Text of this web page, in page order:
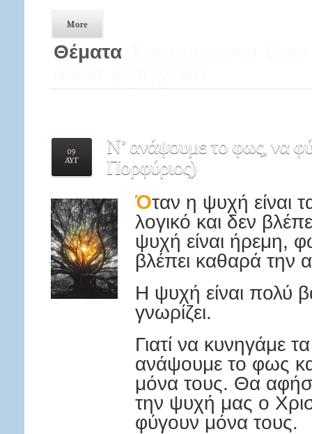
More
Θέματα
09
ΑΥΓ
Ν’ ανάψουμε το φως, να
Πορφύριος)
Όταν η ψυχή είναι
λογικό και δεν
ψυχή είναι ήρεμη,
βλέπει καθαρά την
Η ψυχή είναι πολύ
γνωρίζει.
Γιατί να κυνηγάμε
ανάψουμε το φως
μόνα τους. Θα
την ψυχή μας ο
φύγουν μόνα τους.